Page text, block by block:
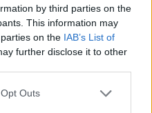
by third parties on the
This information may
on the IAB’s List of
further disclose it to other
Outs